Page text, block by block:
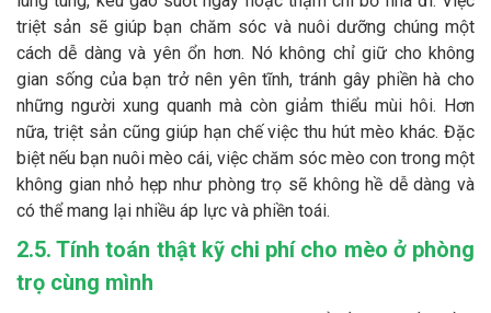
triệt sản sẽ giúp bạn chăm sóc và nuôi dưỡng chúng một
cách dễ dàng và yên ổn hơn. Nó không chỉ giữ cho không
gian sống của bạn trở nên yên tĩnh, tránh gây phiền hà cho
những người xung quanh mà còn giảm thiểu mùi hôi. Hơn
nữa, triệt sản cũng giúp hạn chế việc thu hút mèo khác. Đặc
biệt nếu bạn nuôi mèo cái, việc chăm sóc mèo con trong một
không gian nhỏ hẹp như phòng trọ sẽ không hề dễ dàng và
có thể mang lại nhiều áp lực và phiền toái.
2.5. Tính toán thật kỹ chi phí cho mèo ở phòng
trọ cùng mình